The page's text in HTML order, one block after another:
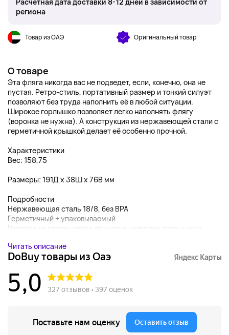
региона
Товар из ОАЭ Оригинальный товар
О товаре
Эта фляга никогда вас не подведет, если, конечно, она не
пустая. Ретро-стиль, портативный размер и тонкий силуэт
позволяют без труда наполнить её в любой ситуации.
Широкое горлышко позволяет легко наполнять флягу
(воронка не нужна). А конструкция из нержавеющей стали с
герметичной крышкой делает её особенно прочной.
Характеристики
Вес: 158,75
Размеры: 191Д x 38Ш x 76В мм
Подробности
Нержавеющая сталь 18/8, без BPA
Герметичный + упаковываемый
Никогда не теряющаяся крышка с широким горлышком...
Читать описание